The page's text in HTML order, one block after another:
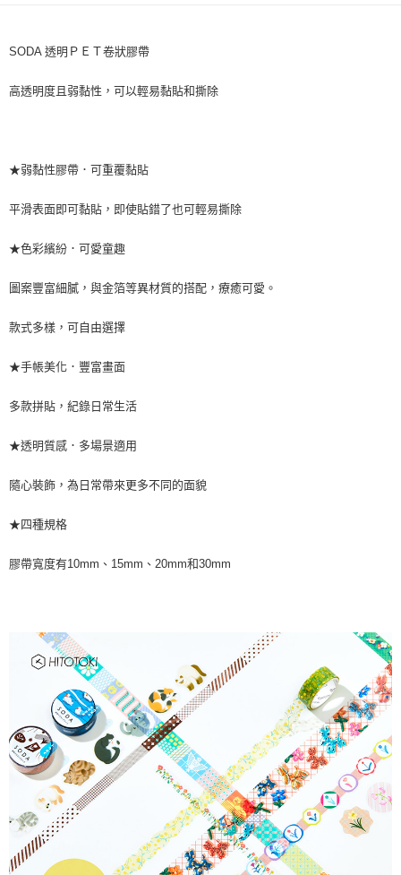
SODA 透明ＰＥＴ卷狀膠帶
高透明度且弱黏性，可以輕易黏貼和撕除
★弱黏性膠帶．可重覆黏貼
平滑表面即可黏貼，即使貼錯了也可輕易撕除
★色彩繽紛．可愛童趣
圖案豐富細膩，與金箔等異材質的搭配，療癒可愛。
款式多樣，可自由選擇
★手帳美化．豐富畫面
多款拼貼，紀錄日常生活
★透明質感．多場景適用
隨心裝飾，為日常帶來更多不同的面貌
★四種規格
膠帶寬度有10mm、15mm、20mm和30mm